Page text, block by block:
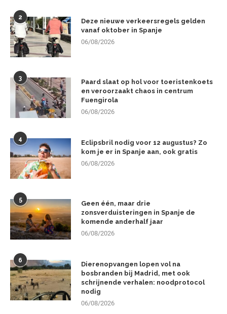
2
Deze nieuwe verkeersregels gelden
vanaf oktober in Spanje
06/08/2026
3
Paard slaat op hol voor toeristenkoets
en veroorzaakt chaos in centrum
Fuengirola
06/08/2026
4
Eclipsbril nodig voor 12 augustus? Zo
kom je er in Spanje aan, ook gratis
06/08/2026
5
Geen één, maar drie
zonsverduisteringen in Spanje de
komende anderhalf jaar
06/08/2026
6
Dierenopvangen lopen vol na
bosbranden bij Madrid, met ook
schrijnende verhalen: noodprotocol
nodig
06/08/2026